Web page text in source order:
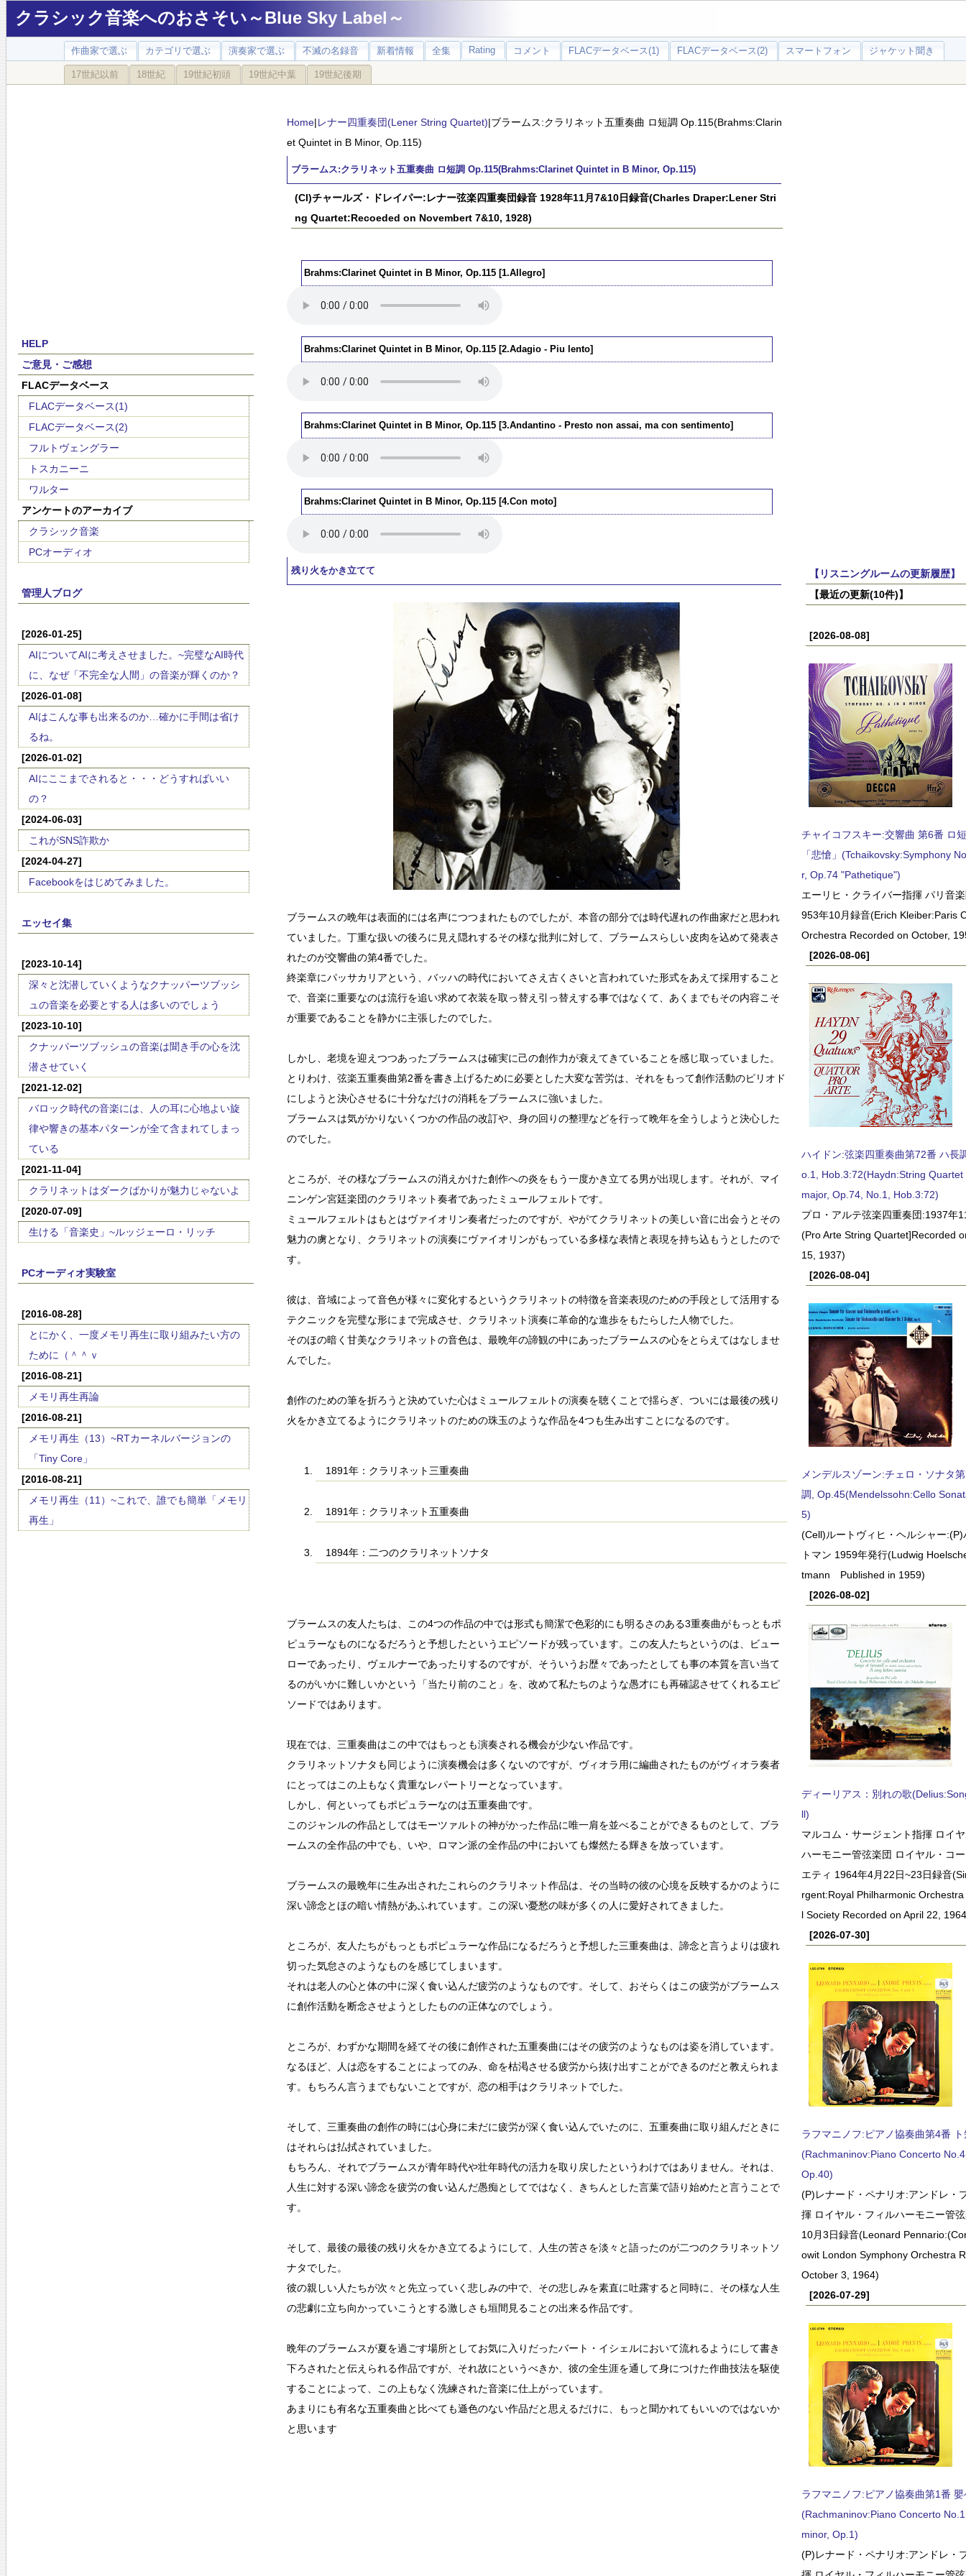
クラシック音楽へのおさそい～Blue Sky Label～
作曲家で選ぶ カテゴリで選ぶ 演奏家で選ぶ 不滅の名録音 新着情報 全集 Rating コメント FLACデータベース(1) FLACデータベース(2) スマートフォン ジャケット聞き
17世紀以前 18世紀 19世紀初頭 19世紀中葉 19世紀後期
HELP
ご意見・ご感想
FLACデータベース
FLACデータベース(1)
FLACデータベース(2)
フルトヴェングラー
トスカニーニ
ワルター
アンケートのアーカイブ
クラシック音楽
PCオーディオ
管理人ブログ
[2026-01-25]
AIについてAIに考えさせました。~完璧なAI時代
に、なぜ「不完全な人間」の音楽が輝くのか？
[2026-01-08]
AIはこんな事も出来るのか…確かに手間は省け
るね。
[2026-01-02]
AIにここまでされると・・・どうすればいい
の？
[2024-06-03]
これがSNS詐欺か
[2024-04-27]
Facebookをはじめてみました。
エッセイ集
[2023-10-14]
深々と沈潜していくようなクナッパーツブッシ
ュの音楽を必要とする人は多いのでしょう
[2023-10-10]
クナッパーツブッシュの音楽は聞き手の心を沈
潜させていく
[2021-12-02]
バロック時代の音楽には、人の耳に心地よい旋
律や響きの基本パターンが全て含まれてしまっ
ている
[2021-11-04]
クラリネットはダークばかりが魅力じゃないよ
[2020-07-09]
生ける「音楽史」~ルッジェーロ・リッチ
PCオーディオ実験室
[2016-08-28]
とにかく、一度メモリ再生に取り組みたい方の
ために（＾＾ｖ
[2016-08-21]
メモリ再生再論
[2016-08-21]
メモリ再生（13）~RTカーネルバージョンの
「Tiny Core」
[2016-08-21]
メモリ再生（11）~これで、誰でも簡単「メモリ
再生」
Home|レナー四重奏団(Lener String Quartet)|ブラームス:クラリネット五重奏曲 ロ短調 Op.115(Brahms:Clarin
et Quintet in B Minor, Op.115)
ブラームス:クラリネット五重奏曲 ロ短調 Op.115(Brahms:Clarinet Quintet in B Minor, Op.115)
(Cl)チャールズ・ドレイパー:レナー弦楽四重奏団録音 1928年11月7&10日録音(Charles Draper:Lener Stri
ng Quartet:Recoeded on Novembert 7&10, 1928)
Brahms:Clarinet Quintet in B Minor, Op.115 [1.Allegro]
Brahms:Clarinet Quintet in B Minor, Op.115 [2.Adagio - Piu lento]
Brahms:Clarinet Quintet in B Minor, Op.115 [3.Andantino - Presto non assai, ma con sentimento]
Brahms:Clarinet Quintet in B Minor, Op.115 [4.Con moto]
残り火をかき立てて
ブラームスの晩年は表面的には名声につつまれたものでしたが、本音の部分では時代遅れの作曲家だと思われ
ていました。丁重な扱いの後ろに見え隠れするその様な批判に対して、ブラームスらしい皮肉を込めて発表さ
れたのが交響曲の第4番でした。
終楽章にパッサカリアという、バッハの時代においてさえ古くさいと言われていた形式をあえて採用すること
で、音楽に重要なのは流行を追い求めて衣装を取っ替え引っ替えする事ではなくて、あくまでもその内容こそ
が重要であることを静かに主張したのでした。
しかし、老境を迎えつつあったブラームスは確実に己の創作力が衰えてきていることを感じ取っていました。
とりわけ、弦楽五重奏曲第2番を書き上げるために必要とした大変な苦労は、それをもって創作活動のピリオド
にしようと決心させるに十分なだけの消耗をブラームスに強いました。
ブラームスは気がかりないくつかの作品の改訂や、身の回りの整理などを行って晩年を全うしようと決心した
のでした。
ところが、その様なブラームスの消えかけた創作への炎をもう一度かき立てる男が出現します。それが、マイ
ニンゲン宮廷楽団のクラリネット奏者であったミュールフェルトです。
ミュールフェルトはもとはヴァイオリン奏者だったのですが、やがてクラリネットの美しい音に出会うとその
魅力の虜となり、クラリネットの演奏にヴァイオリンがもっている多様な表情と表現を持ち込もうとしたので
す。
彼は、音域によって音色が様々に変化するというクラリネットの特徴を音楽表現のための手段として活用する
テクニックを完璧な形にまで完成させ、クラリネット演奏に革命的な進歩をもたらした人物でした。
そのほの暗く甘美なクラリネットの音色は、最晩年の諦観の中にあったブラームスの心をとらえてはなしませ
んでした。
創作のための筆を折ろうと決めていた心はミュールフェルトの演奏を聴くことで揺らぎ、ついには最後の残り
火をかき立てるようにクラリネットのための珠玉のような作品を4つも生み出すことになるのです。
1891年：クラリネット三重奏曲
1891年：クラリネット五重奏曲
1894年：二つのクラリネットソナタ
ブラームスの友人たちは、この4つの作品の中では形式も簡潔で色彩的にも明るさのある3重奏曲がもっともポ
ピュラーなものになるだろうと予想したというエピソードが残っています。この友人たちというのは、ビュー
ローであったり、ヴェルナーであったりするのですが、そういうお歴々であったとしても事の本質を言い当て
るのがいかに難しいかという「当たり前のこと」を、改めて私たちのような愚才にも再確認させてくれるエピ
ソードではあります。
現在では、三重奏曲はこの中ではもっとも演奏される機会が少ない作品です。
クラリネットソナタも同じように演奏機会は多くないのですが、ヴィオラ用に編曲されたものがヴィオラ奏者
にとってはこの上もなく貴重なレパートリーとなっています。
しかし、何といってもポピュラーなのは五重奏曲です。
このジャンルの作品としてはモーツァルトの神がかった作品に唯一肩を並べることができるものとして、ブラ
ームスの全作品の中でも、いや、ロマン派の全作品の中においても燦然たる輝きを放っています。
ブラームスの最晩年に生み出されたこれらのクラリネット作品は、その当時の彼の心境を反映するかのように
深い諦念とほの暗い情熱があふれています。この深い憂愁の味が多くの人に愛好されてきました。
ところが、友人たちがもっともポピュラーな作品になるだろうと予想した三重奏曲は、諦念と言うよりは疲れ
切った気怠さのようなものを感じてしまいます。
それは老人の心と体の中に深く食い込んだ疲労のようなものです。そして、おそらくはこの疲労がブラームス
に創作活動を断念させようとしたものの正体なのでしょう。
ところが、わずかな期間を経てその後に創作された五重奏曲にはその疲労のようなものは姿を消しています。
なるほど、人は恋をすることによってのみ、命を枯渇させる疲労から抜け出すことができるのだと教えられま
す。もちろん言うまでもないことですが、恋の相手はクラリネットでした。
そして、三重奏曲の創作の時には心身に未だに疲労が深く食い込んでいたのに、五重奏曲に取り組んだときに
はそれらは払拭されていました。
もちろん、それでブラームスが青年時代や壮年時代の活力を取り戻したというわけではありません。それは、
人生に対する深い諦念を疲労の食い込んだ愚痴としてではなく、きちんとした言葉で語り始めたと言うことで
す。
そして、最後の最後の残り火をかき立てるようにして、人生の苦さを淡々と語ったのが二つのクラリネットソ
ナタでした。
彼の親しい人たちが次々と先立っていく悲しみの中で、その悲しみを素直に吐露すると同時に、その様な人生
の悲劇に立ち向かっていこうとする激しさも垣間見ることの出来る作品です。
晩年のブラームスが夏を過ごす場所としてお気に入りだったバート・イシェルにおいて流れるようにして書き
下ろされたと伝えられる作品ですが、それ故にというべきか、彼の全生涯を通して身につけた作曲技法を駆使
することによって、この上もなく洗練された音楽に仕上がっています。
あまりにも有名な五重奏曲と比べても遜色のない作品だと思えるだけに、もっと聞かれてもいいのではないか
と思います
【リスニングルームの更新履歴】
【最近の更新(10件)】
[2026-08-08]
チャイコフスキー:交響曲 第6番 ロ
「悲愴」(Tchaikovsky:Symphony
r, Op.74 "Pathetique")
エーリヒ・クライバー指揮 パリ音
953年10月録音(Erich Kleiber:Paris
Orchestra Recorded on October,
[2026-08-06]
ハイドン:弦楽四重奏曲第72番 ハ長
o.1, Hob.3:72(Haydn:String Quartet
major, Op.74, No.1, Hob.3:72)
プロ・アルテ弦楽四重奏団:1937年
(Pro Arte String Quartet]Recorded
15, 1937)
[2026-08-04]
メンデルスゾーン:チェロ・ソナタ
調, Op.45(Mendelssohn:Cello
5)
(Cell)ルートヴィヒ・ヘルシャー
トマン 1959年発行(Ludwig
tmann Published in 1959)
[2026-08-02]
ディーリアス：別れの歌
ll)
マルコム・サージェント指揮 ロイ
ハーモニー管弦楽団 ロイヤル・コ
エティ 1964年4月22日~23日録音
rgent:Royal Philharmonic
l Society Recorded on April 22,
[2026-07-30]
ラフマニノフ:ピアノ協奏曲第4番
(Rachmaninov:Piano Concerto
Op.40)
(P)レナード・ペナリオ:アンドレ・
揮 ロイヤル・フィルハーモニー管
10月3日録音(Leonard
owit London Symphony Orchestra
October 3, 1964)
[2026-07-29]
ラフマニノフ:ピアノ協奏曲第1番
(Rachmaninov:Piano Concerto
minor, Op.1)
(P)レナード・ペナリオ:アンドレ・